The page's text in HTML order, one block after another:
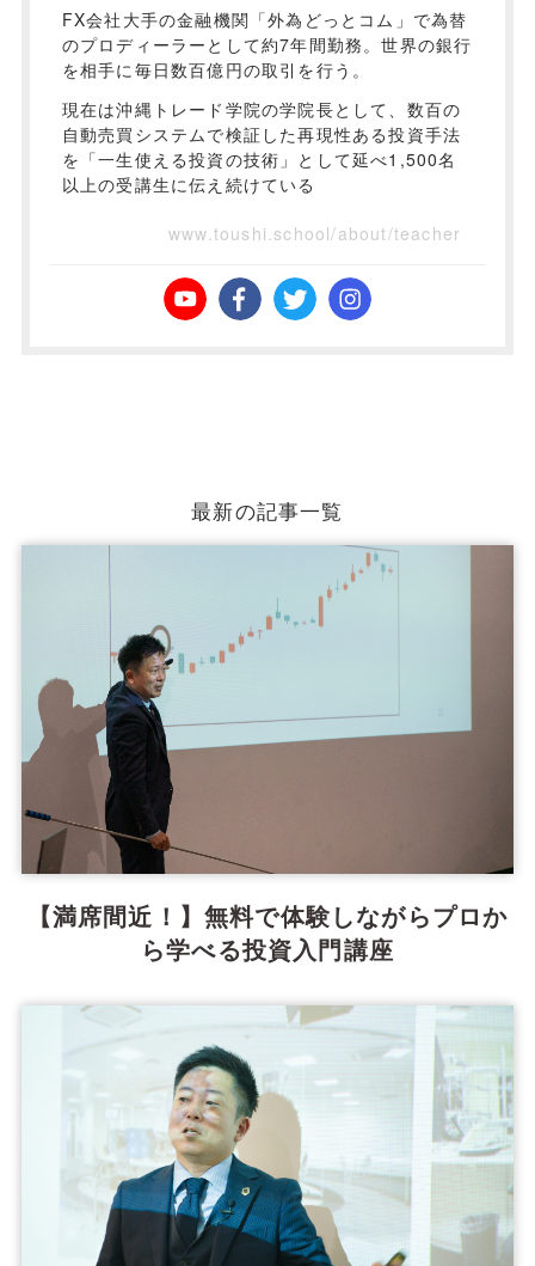
FX会社大手の金融機関「外為どっとコム」で為替
のプロディーラーとして約7年間勤務。世界の銀行
を相手に毎日数百億円の取引を行う。
現在は沖縄トレード学院の学院長として、数百の
自動売買システムで検証した再現性ある投資手法
を「一生使える投資の技術」として延べ1,500名
以上の受講生に伝え続けている
www.toushi.school/about/teacher
最新の記事一覧
【満席間近！】無料で体験しながらプロか
ら学べる投資入門講座